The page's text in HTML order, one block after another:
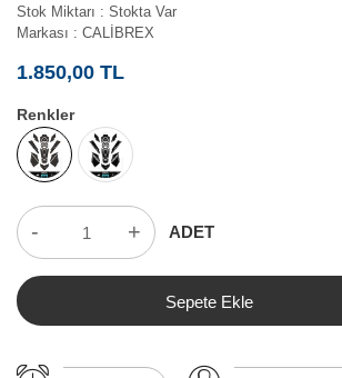
Stok Miktarı : Stokta Var
Markası : CALİBREX
1.850,00 TL
Renkler
- + ADET
Sepete Ekle